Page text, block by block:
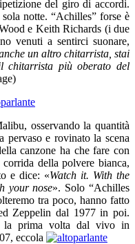
del giro di accordi.
notte. “Achilles” forse è
e Keith Richards (i due
venuti a sentirci suonare,
un altro chitarrista, stai
chitarrista più oberato del
osservando la quantità
pervaso e rovinato la scena
canzone ha che fare con
della polvere bianca,
e dice: «Watch it. With the
your nose». Solo “Achilles
tra poco, hanno fatto
Zeppelin dal 1977 in poi.
la prima volta dal vivo in
eccola